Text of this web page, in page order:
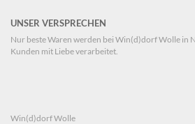
UNSER VERSPRECHEN
Nur beste Waren werden bei Win(d)dorf Wolle in
Kunden mit Liebe verarbeitet.
Win(d)dorf Wolle